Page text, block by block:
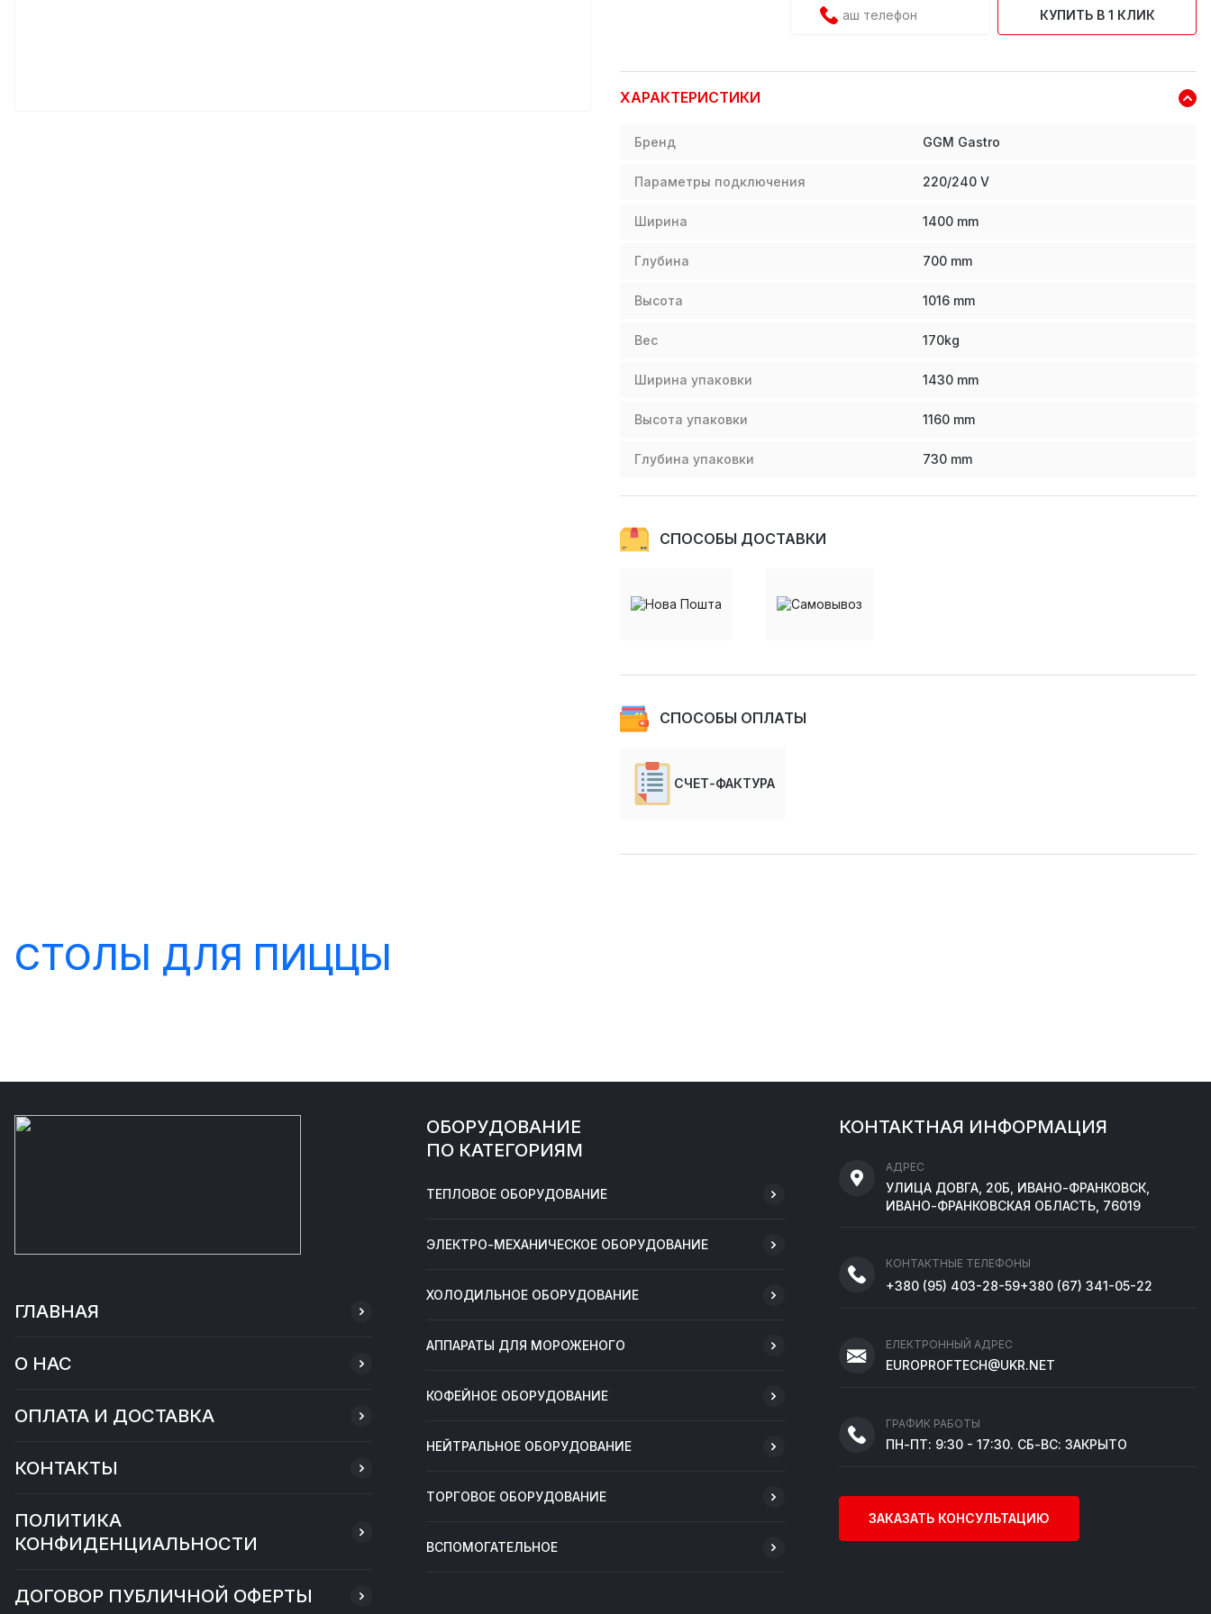
КУПИТЬ В 1 КЛИК
ХАРАКТЕРИСТИКИ
Бренд GGM Gastro
Параметры подключения 220/240 V
Ширина 1400 mm
Глубина 700 mm
Высота 1016 mm
Вес 170kg
Ширина упаковки 1430 mm
Высота упаковки 1160 mm
Глубина упаковки 730 mm
СПОСОБЫ ДОСТАВКИ
СПОСОБЫ ОПЛАТЫ
СЧЕТ-ФАКТУРА
СТОЛЫ ДЛЯ ПИЦЦЫ
ГЛАВНАЯ
О НАС
ОПЛАТА И ДОСТАВКА
КОНТАКТЫ
ПОЛИТИКА
КОНФИДЕНЦИАЛЬНОСТИ
ДОГОВОР ПУБЛИЧНОЙ ОФЕРТЫ
ОБОРУДОВАНИЕ
ПО КАТЕГОРИЯМ
ТЕПЛОВОЕ ОБОРУДОВАНИЕ
ЭЛЕКТРО-МЕХАНИЧЕСКОЕ ОБОРУДОВАНИЕ
ХОЛОДИЛЬНОЕ ОБОРУДОВАНИЕ
АППАРАТЫ ДЛЯ МОРОЖЕНОГО
КОФЕЙНОЕ ОБОРУДОВАНИЕ
НЕЙТРАЛЬНОЕ ОБОРУДОВАНИЕ
ТОРГОВОЕ ОБОРУДОВАНИЕ
ВСПОМОГАТЕЛЬНОЕ
КОНТАКТНАЯ ИНФОРМАЦИЯ
АДРЕС
УЛИЦА ДОВГА, 20Б, ИВАНО-ФРАНКОВСК,
ИВАНО-ФРАНКОВСКАЯ ОБЛАСТЬ, 76019
КОНТАКТНЫЕ ТЕЛЕФОНЫ
+380 (95) 403-28-59+380 (67) 341-05-22
ЕЛЕКТРОННЫЙ АДРЕС
EUROPROFTECH@UKR.NET
ГРАФИК РАБОТЫ
ПН-ПТ: 9:30 - 17:30. СБ-ВС: ЗАКРЫТО
ЗАКАЗАТЬ КОНСУЛЬТАЦИЮ